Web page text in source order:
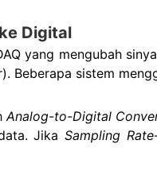
Digital
yang mengubah
Beberapa sistem
Analog-to-Digital
JikaSampling Rate